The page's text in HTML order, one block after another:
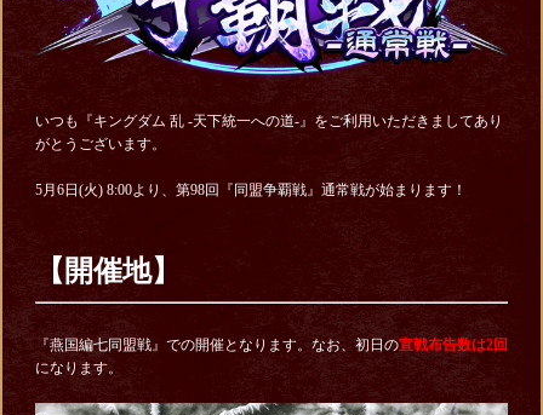
いつも『キングダム 乱 -天下統一への道-』をご利用いただきましてあり
がとうございます。
5月6日(火) 8:00より、第98回『同盟争覇戦』通常戦が始まります！
【 開催地】
『燕国編七同盟戦』での開催となります。なお、初日の宣戦布告数は2回
になります。